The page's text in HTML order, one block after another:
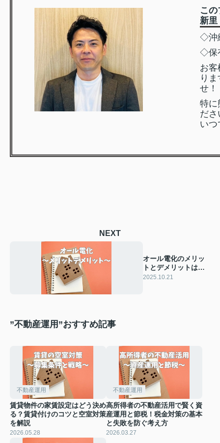
こ
新里
◇沖
◇保
お客
り
せ！
特に
ださ
いつ
NEXT
オール電化のメリッ
トとデメリットは？
購入前に住宅選びの
2025.10.21
”不動産運用”おすすめ記事
不動産運用
賃貸物件の家賃設定はどう決め
る？賃貸付けのコツと空室対策
を解説
2026.05.28
不動産運用
高所得者の不動産活用で賢く資
産運用と節税！税金対策の基本
と失敗を防ぐ考え方
2026.03.27